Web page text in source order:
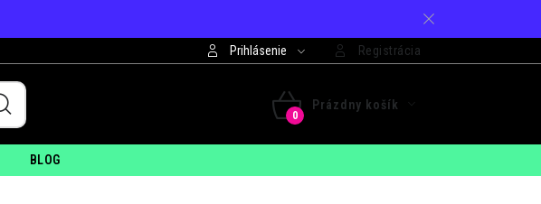
Prihlásenie Registrácia
NÁKUPNÝ
KOŠÍK
Prázdny košík
BLOG